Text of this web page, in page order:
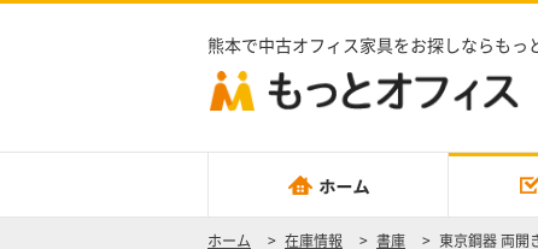
熊本で中古オフィス家具をお探しならもっ
ホーム > 在庫情報 > 書庫 > 東京鋼器 両開